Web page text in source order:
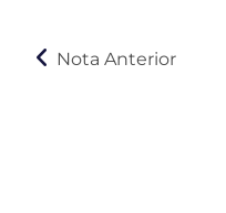
Nota Anterior